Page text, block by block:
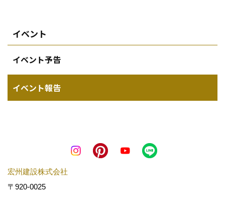
イベント
イベント予告
イベント報告
宏州建設株式会社
〒920-0025